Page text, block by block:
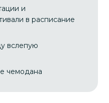
и
в расписание
вслепую
чемодана